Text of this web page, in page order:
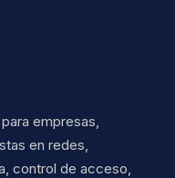
empresas,
en redes,
control de acceso,